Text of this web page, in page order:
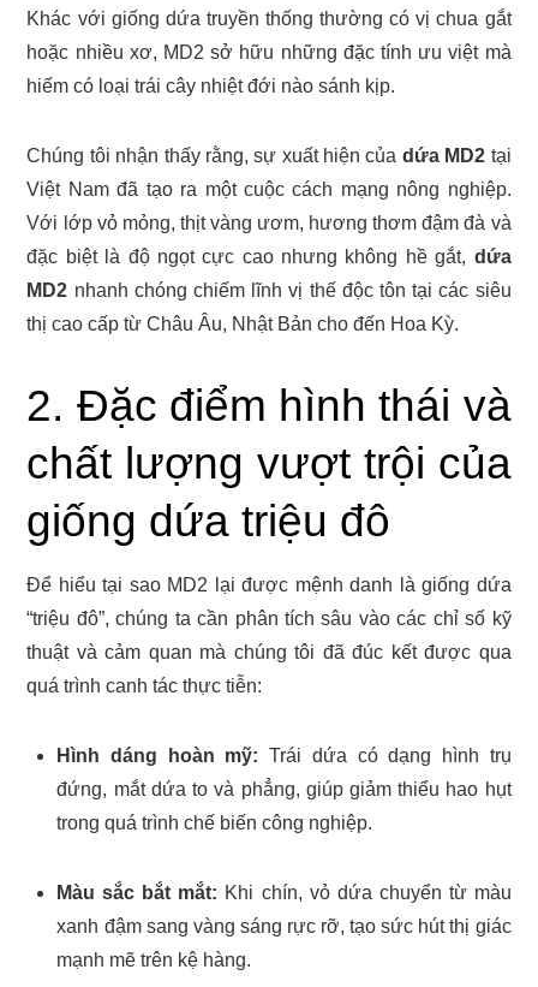
Khác với giống dứa truyền thống thường có vị chua gắt
hoặc nhiều xơ, MD2 sở hữu những đặc tính ưu việt mà
hiếm có loại trái cây nhiệt đới nào sánh kịp.
Chúng tôi nhận thấy rằng, sự xuất hiện của dứa MD2 tại
Việt Nam đã tạo ra một cuộc cách mạng nông nghiệp.
Với lớp vỏ mỏng, thịt vàng ươm, hương thơm đậm đà và
đặc biệt là độ ngọt cực cao nhưng không hề gắt, dứa
MD2 nhanh chóng chiếm lĩnh vị thế độc tôn tại các siêu
thị cao cấp từ Châu Âu, Nhật Bản cho đến Hoa Kỳ.
2. Đặc điểm hình thái và
chất lượng vượt trội của
giống dứa triệu đô
Để hiểu tại sao MD2 lại được mệnh danh là giống dứa
“triệu đô”, chúng ta cần phân tích sâu vào các chỉ số kỹ
thuật và cảm quan mà chúng tôi đã đúc kết được qua
quá trình canh tác thực tiễn:
Hình dáng hoàn mỹ: Trái dứa có dạng hình trụ
đứng, mắt dứa to và phẳng, giúp giảm thiểu hao hụt
trong quá trình chế biến công nghiệp.
Màu sắc bắt mắt: Khi chín, vỏ dứa chuyển từ màu
xanh đậm sang vàng sáng rực rỡ, tạo sức hút thị giác
mạnh mẽ trên kệ hàng.